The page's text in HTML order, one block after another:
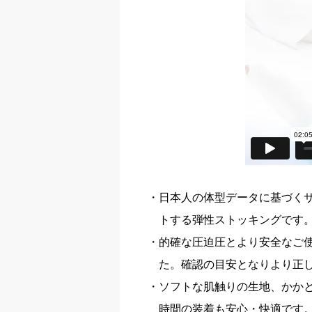
日本人の体型データに基づく
トする弾性ストッキングです
的確な圧迫圧とより安全なご
た。確認の目安となりより正
ソフトな肌触りの生地、かか
時間の装着も安心・快適です